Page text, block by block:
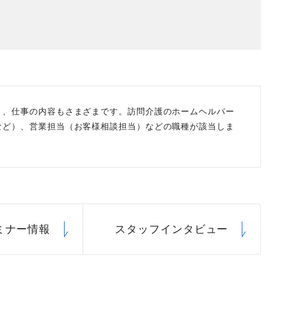
福利厚生
職場データ
仕事の内容もさまざまです。訪問介護のホームヘルパー
）、営業担当（お客様相談担当）などの職種が該当しま
ナー情報 スタッフ インタビュー